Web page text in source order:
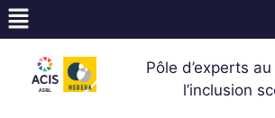
Pôle d’experts
l’inclusion